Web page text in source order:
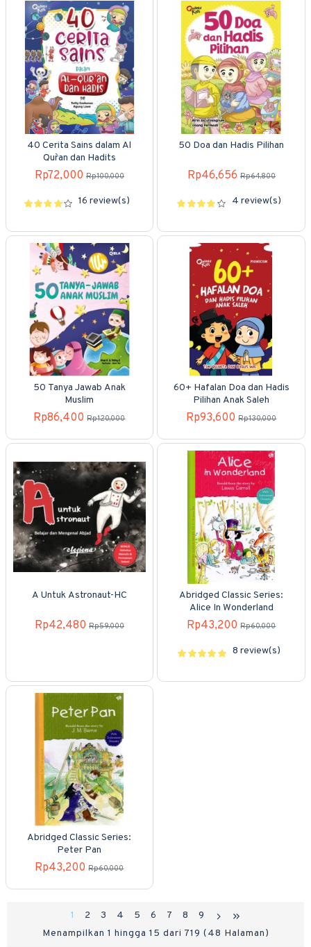
40 Cerita Sains dalam Al
Qur`an dan Hadits
Rp72,000 Rp100,000
16 review(s)
50 Doa dan Hadis Pilihan
Rp46,656 Rp64,800
4 review(s)
50 Tanya Jawab Anak
Muslim
Rp86,400 Rp120,000
60+ Hafalan Doa dan Hadis
Pilihan Anak Saleh
Rp93,600 Rp130,000
A Untuk Astronaut-HC
Rp42,480 Rp59,000
Abridged Classic Series:
Alice In Wonderland
Rp43,200 Rp60,000
8 review(s)
Abridged Classic Series:
Peter Pan
Rp43,200 Rp60,000
1 2 3 4 5 6 7 8
9
Menampilkan 1 hingga 15 dari 719 (48 Halaman)